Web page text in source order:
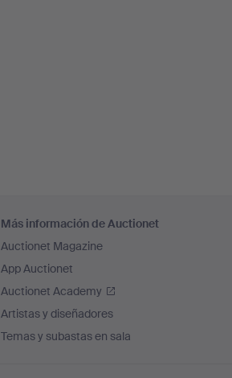
Más información de Auctionet
Auctionet Magazine
App Auctionet
Auctionet Academy
Artistas y diseñadores
Temas y subastas en sala